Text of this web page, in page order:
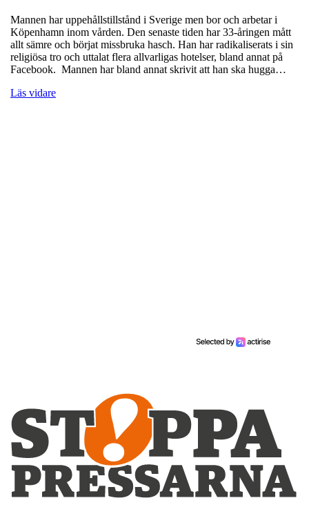
Mannen har uppehållstillstånd i Sverige men bor och arbetar i
Köpenhamn inom vården. Den senaste tiden har 33-åringen mått
allt sämre och börjat missbruka hasch. Han har radikaliserats i sin
religiösa tro och uttalat flera allvarligas hotelser, bland annat på
Facebook. Mannen har bland annat skrivit att han ska hugga…
Läs vidare